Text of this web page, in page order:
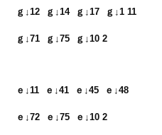
ｇ↓12  ｇ↓14  ｇ↓17  ｇ↓1 11
ｇ↓71  ｇ↓75  ｇ↓10 2
ｅ↓11  ｅ↓41  ｅ↓45  ｅ↓48
ｅ↓72  ｅ↓75  ｅ↓10 2